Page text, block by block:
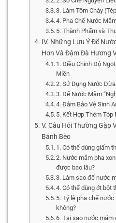
3. Làm Tôm Cháy
4. Pha Chế Nước
5. Thành Phẩm và
IV. Những Lưu Ý Để
Hơn Và Đậm Đà Hương
1. Điều Chỉnh Độ
Miền
2. Sử Dụng Nước
3. Để Nước Mắm
4. Đảm Bảo Vệ Sinh
5. Kết Hợp Thêm Tóp
V. Câu Hỏi Thường Gặp
Bánh Bèo
1. Có thể dùng giấm
2. Nước mắm pha
được bao lâu?
3. Làm sao để nước
4. Có thể dùng ớt bột
5. Tỷ lệ pha chế
không?
6. Tại sao nước mắm